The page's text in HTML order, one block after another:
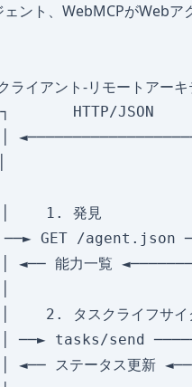
ェント、WebMCPがWeb
ライアント-リモートアー
HTTP/JSON
│
)  │
1. 発見
│ ──► GET /
一覧
タスクライフ
send
テータス更新